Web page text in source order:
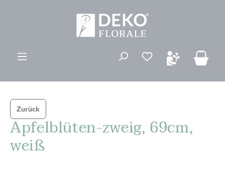
Du hast 0
Zurück
Apfelblüten-zweig, 69cm,
weiß